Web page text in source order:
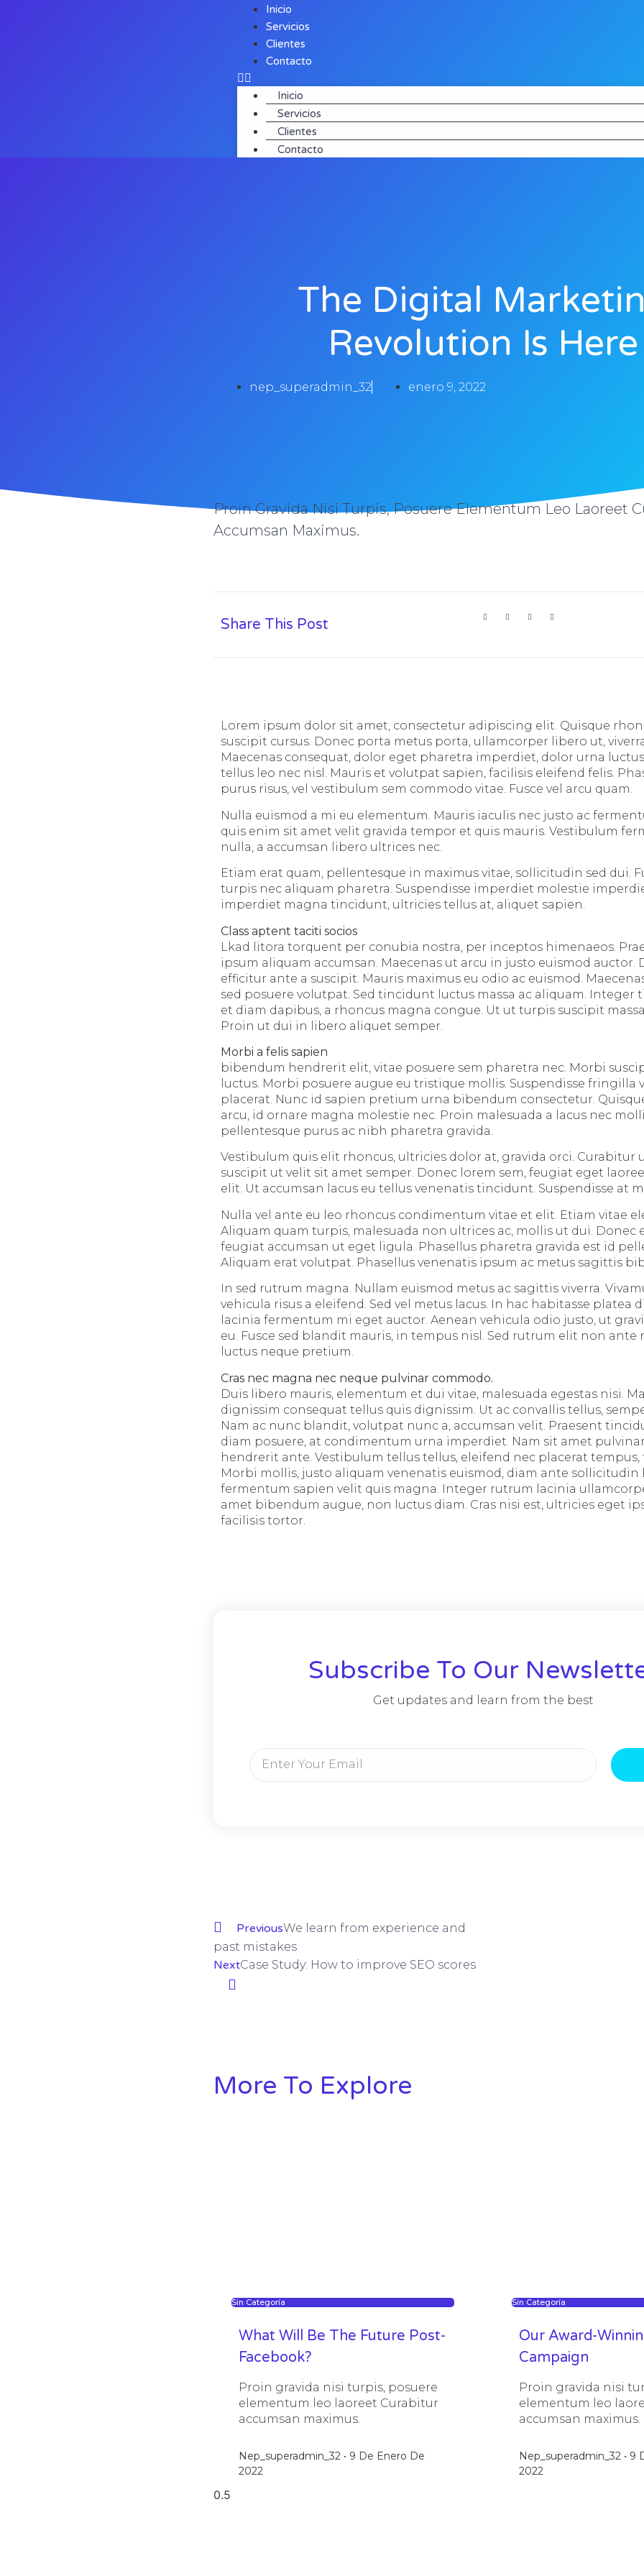
Inicio
Servicios
Clientes
Contacto
Inicio
Servicios
Clientes
Contacto
The Digital
Revolution Is Here
nep_superadmin_32 enero 9, 2022
Proin Gravida Nisi Turpis, Posuere Elementum Leo Laoreet
Accumsan Maximus.
Share This Post
Lorem ipsum dolor sit amet, consectetur adipiscing elit. Quisque
suscipit cursus. Donec porta metus porta, ullamcorper libero ut,
Maecenas consequat, dolor eget pharetra imperdiet, dolor urna
tellus leo nec nisl. Mauris et volutpat sapien, facilisis eleifend felis.
purus risus, vel vestibulum sem commodo vitae. Fusce vel arcu quam.
Nulla euismod a mi eu elementum. Mauris iaculis nec justo ac
quis enim sit amet velit gravida tempor et quis mauris. Vestibulum
nulla, a accumsan libero ultrices nec.
Etiam erat quam, pellentesque in maximus vitae, sollicitudin sed dui.
turpis nec aliquam pharetra. Suspendisse imperdiet molestie
imperdiet magna tincidunt, ultricies tellus at, aliquet sapien.
Class aptent taciti socios
Lkad litora torquent per conubia nostra, per inceptos himenaeos.
ipsum aliquam accumsan. Maecenas ut arcu in justo euismod auctor.
efficitur ante a suscipit. Mauris maximus eu odio ac euismod.
sed posuere volutpat. Sed tincidunt luctus massa ac aliquam. Integer
et diam dapibus, a rhoncus magna congue. Ut ut turpis suscipit
Proin ut dui in libero aliquet semper.
Morbi a felis sapien
bibendum hendrerit elit, vitae posuere sem pharetra nec. Morbi
luctus. Morbi posuere augue eu tristique mollis. Suspendisse fringilla
placerat. Nunc id sapien pretium urna bibendum consectetur.
arcu, id ornare magna molestie nec. Proin malesuada a lacus nec
pellentesque purus ac nibh pharetra gravida.
Vestibulum quis elit rhoncus, ultricies dolor at, gravida orci. Curabitur
suscipit ut velit sit amet semper. Donec lorem sem, feugiat eget
elit. Ut accumsan lacus eu tellus venenatis tincidunt. Suspendisse at
Nulla vel ante eu leo rhoncus condimentum vitae et elit. Etiam vitae
Aliquam quam turpis, malesuada non ultrices ac, mollis ut dui. Donec
feugiat accumsan ut eget ligula. Phasellus pharetra gravida est id
Aliquam erat volutpat. Phasellus venenatis ipsum ac metus sagittis
In sed rutrum magna. Nullam euismod metus ac sagittis viverra.
vehicula risus a eleifend. Sed vel metus lacus. In hac habitasse platea
lacinia fermentum mi eget auctor. Aenean vehicula odio justo, ut
eu. Fusce sed blandit mauris, in tempus nisl. Sed rutrum elit non ante
luctus neque pretium.
Cras nec magna nec neque pulvinar commodo.
Duis libero mauris, elementum et dui vitae, malesuada egestas nisi.
dignissim consequat tellus quis dignissim. Ut ac convallis tellus,
Nam ac nunc blandit, volutpat nunc a, accumsan velit. Praesent
diam posuere, at condimentum urna imperdiet. Nam sit amet pulvinar
hendrerit ante. Vestibulum tellus tellus, eleifend nec placerat tempus,
Morbi mollis, justo aliquam venenatis euismod, diam ante sollicitudin
fermentum sapien velit quis magna. Integer rutrum lacinia
amet bibendum augue, non luctus diam. Cras nisi est, ultricies eget
facilisis tortor.
Subscribe To Our
Get updates and learn from the best
PreviousWe learn from experience and
past mistakes
NextCase Study: How to improve SEO scores
More To Explore
Sin Categoría
What Will Be The Future Post-
Facebook?
Proin gravida nisi turpis, posuere
elementum leo laoreet Curabitur
accumsan maximus.
Nep_superadmin_32
9 De Enero De
2022
Sin Categoría
Our Award-
Campaign
Proin gravida nisi
elementum leo
accumsan maximus.
Nep_superadmin_32
9
2022